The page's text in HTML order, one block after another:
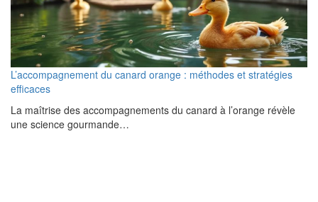
L’accompagnement du canard orange : méthodes et stratégies
efficaces
La maîtrise des accompagnements du canard à l’orange révèle
une science gourmande…